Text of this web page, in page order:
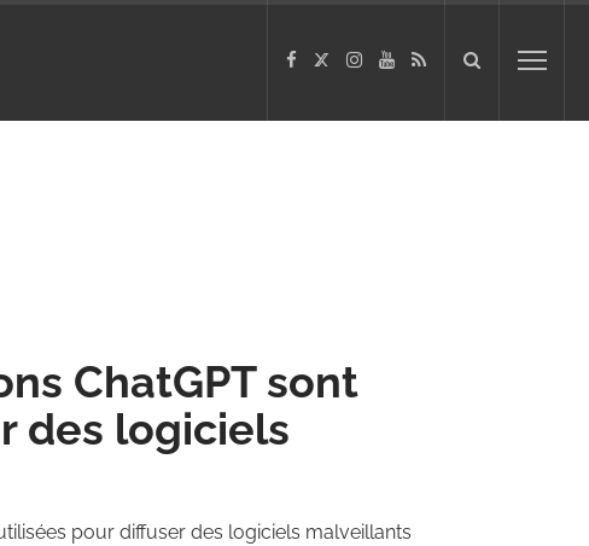
ChatGPT sont
des logiciels
pour diffuser des logiciels malveillants